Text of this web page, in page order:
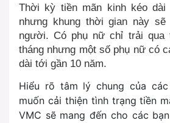
Thời kỳ tiền mãn kinh kéo dài
nhưng khung thời gian này
người. Có phụ nữ chỉ trải qua
tháng nhưng một số phụ nữ có
dài tới gần 10 năm.
Hiểu rõ tâm lý chung của
muốn cải thiện tình trạng tiền
VMC sẽ mang đến cho các